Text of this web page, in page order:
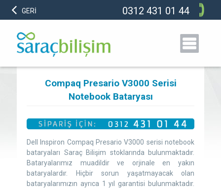
GERİ 0312 431 01 44
Compaq Presario V3000 Serisi
Notebook Bataryası
Dell Inspiron Compaq Presario V3000 serisi notebook
bataryaları Saraç Bilişim stoklarında bulunmaktadır.
Bataryalarımız muadildir ve orjinale en yakın
bataryalardır. Hiçbir sorun yaşatmayacak olan
bataryalarımızın ayrıca 1 yıl garantisi bulunmaktadır.